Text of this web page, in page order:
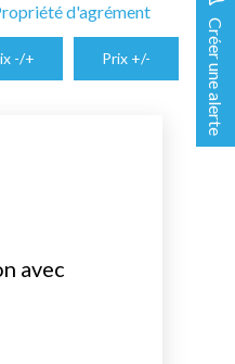
d'agrément
Créer une alerte
-/+ Prix +/-
avec